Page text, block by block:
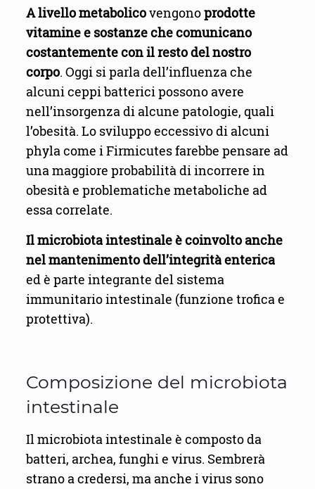
A livello metabolicovengonoprodotte
vitamine e sostanze che comunicano
costantemente con il resto del nostro
corpo. Oggi si parla dell’influenza che
alcuni ceppi batterici possono avere
nell’insorgenza di alcune patologie, quali
l’obesità. Lo sviluppo eccessivo di alcuni
phyla come i Firmicutes farebbe pensare ad
una maggiore probabilità di incorrere in
obesità e problematiche metaboliche ad
essa correlate.
Il microbiota intestinale è coinvolto anche
nel mantenimento dell’integrità enterica
ed è parte integrante del sistema
immunitario intestinale (funzione trofica e
protettiva).
Composizione del microbiota
intestinale
Il microbiota intestinale è composto da
batteri, archea, funghi e virus. Sembrerà
strano a credersi, ma anche i virus sono